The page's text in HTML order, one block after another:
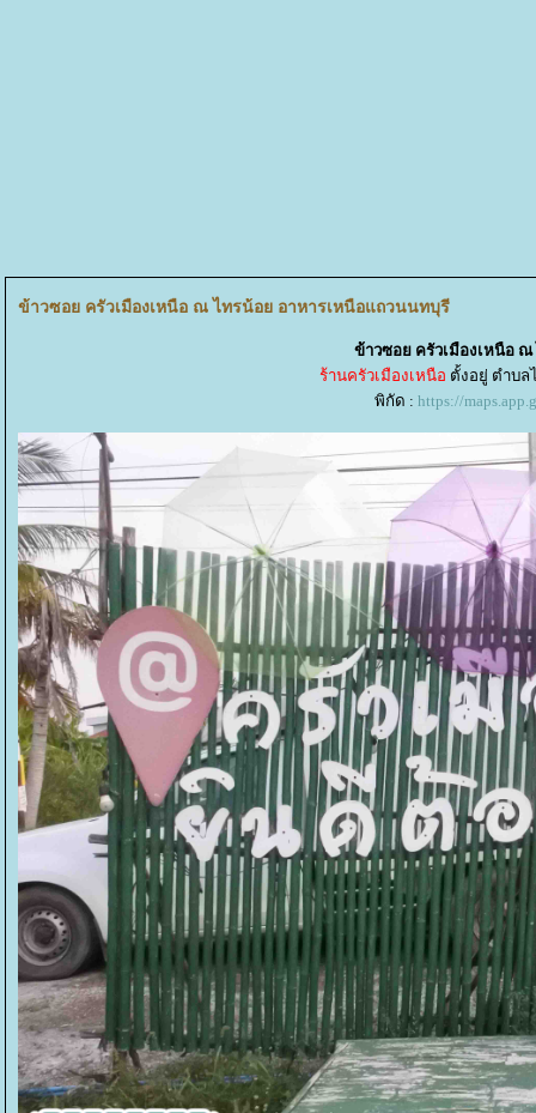
ข้าวซอย ครัวเมืองเหนือ ณ ไทรน้อย อาหารเหนือแถวนนทบุรี
ข้าวซอย ครัวเมืองเหนือ
ร้านครัวเมืองเหนือ ตั้งอยู่ ตำบล
พิกัด : https://